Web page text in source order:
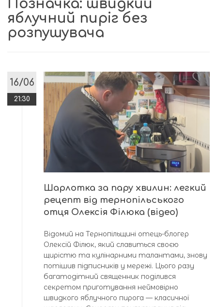
Позначка: швидкий
яблучний пиріг без
розпушувача
16/06
21:30
Шарлотка за пару хвилин: легкий
рецепт від тернопільського
отця Олексія Філюка (відео)
Відомий на Тернопільщині отець-блогер
Олексій Філюк, який славиться своєю
щирістю та кулінарними талантами, знову
потішив підписників у мережі. Цього разу
багатодітний священник поділився
секретом приготування неймовірно
швидкого яблучного пирога — класичної